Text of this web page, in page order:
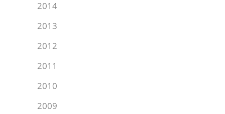
2014
2013
2012
2011
2010
2009